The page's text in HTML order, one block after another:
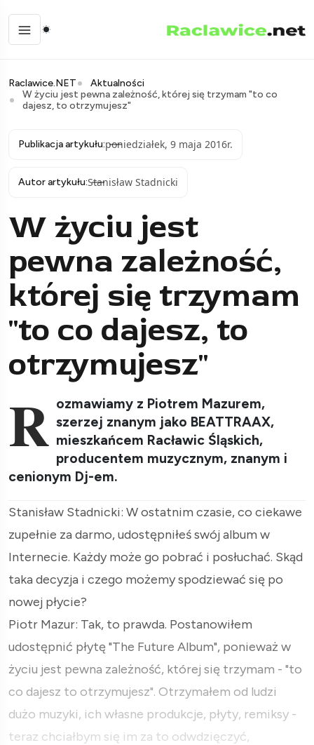
Raclawice.NET
Aktualności
W życiu jest pewna zależność, której się trzymam "to co
dajesz, to otrzymujesz"
Publikacja artykułu:poniedziałek, 9 maja 2016r.
Autor artykułu:Stanisław Stadnicki
W życiu jest
pewna zależność,
której się trzymam
"to co dajesz, to
otrzymujesz"
R ozmawiamy z Piotrem Mazurem,
szerzej znanym jako BEATTRAAX,
mieszkańcem Racławic Śląskich,
producentem muzycznym, znanym i
cenionym Dj-em.
Stanisław Stadnicki: W ostatnim czasie, co ciekawe
zupełnie za darmo, udostępniłeś swój album w
Internecie. Każdy może go pobrać i posłuchać. Skąd
taka decyzja i czego możemy spodziewać się po
nowej płycie?
Piotr Mazur: Tak, to prawda. Postanowiłem
udostępnić płytę "The Future Album", ponieważ w
życiu jest pewna zależność, której się trzymam - "to
co dajesz to otrzymujesz". Otrzymałem od ludzi
dużo muzyki, ich własne produkcje, płyty, remiksy -
teraz chciałbym się im za to odwdzięczyć,